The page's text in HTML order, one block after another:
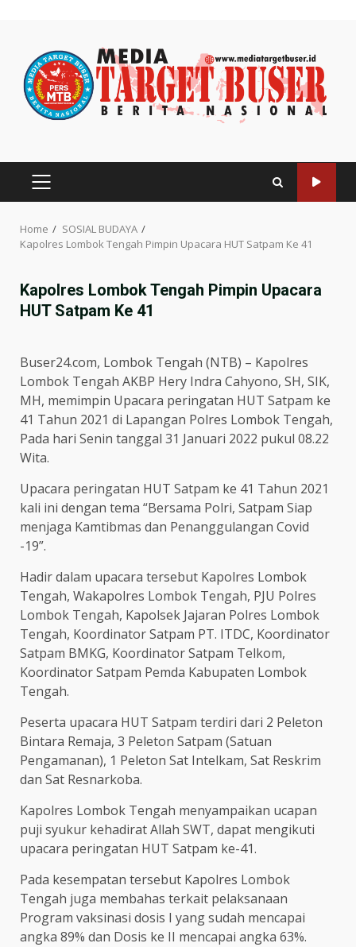
content
PRIMARY
Home
SOSIAL BUDAYA
Kapolres Lombok Tengah Pimpin Upacara HUT Satpam Ke 41
Kapolres Lombok Tengah Pimpin Upacara
HUT Satpam Ke 41
Buser24.com, Lombok Tengah (NTB) – Kapolres
Lombok Tengah AKBP Hery Indra Cahyono, SH, SIK,
MH, memimpin Upacara peringatan HUT Satpam ke
41 Tahun 2021 di Lapangan Polres Lombok Tengah,
Pada hari Senin tanggal 31 Januari 2022 pukul 08.22
Wita.
Upacara peringatan HUT Satpam ke 41 Tahun 2021
kali ini dengan tema “Bersama Polri, Satpam Siap
menjaga Kamtibmas dan Penanggulangan Covid
-19”.
Hadir dalam upacara tersebut Kapolres Lombok
Tengah, Wakapolres Lombok Tengah, PJU Polres
Lombok Tengah, Kapolsek Jajaran Polres Lombok
Tengah, Koordinator Satpam PT. ITDC, Koordinator
Satpam BMKG, Koordinator Satpam Telkom,
Koordinator Satpam Pemda Kabupaten Lombok
Tengah.
Peserta upacara HUT Satpam terdiri dari 2 Peleton
Bintara Remaja, 3 Peleton Satpam (Satuan
Pengamanan), 1 Peleton Sat Intelkam, Sat Reskrim
dan Sat Resnarkoba.
Kapolres Lombok Tengah menyampaikan ucapan
puji syukur kehadirat Allah SWT, dapat mengikuti
upacara peringatan HUT Satpam ke-41.
Pada kesempatan tersebut Kapolres Lombok
Tengah juga membahas terkait pelaksanaan
Program vaksinasi dosis I yang sudah mencapai
angka 89% dan Dosis ke II mencapai angka 63%.